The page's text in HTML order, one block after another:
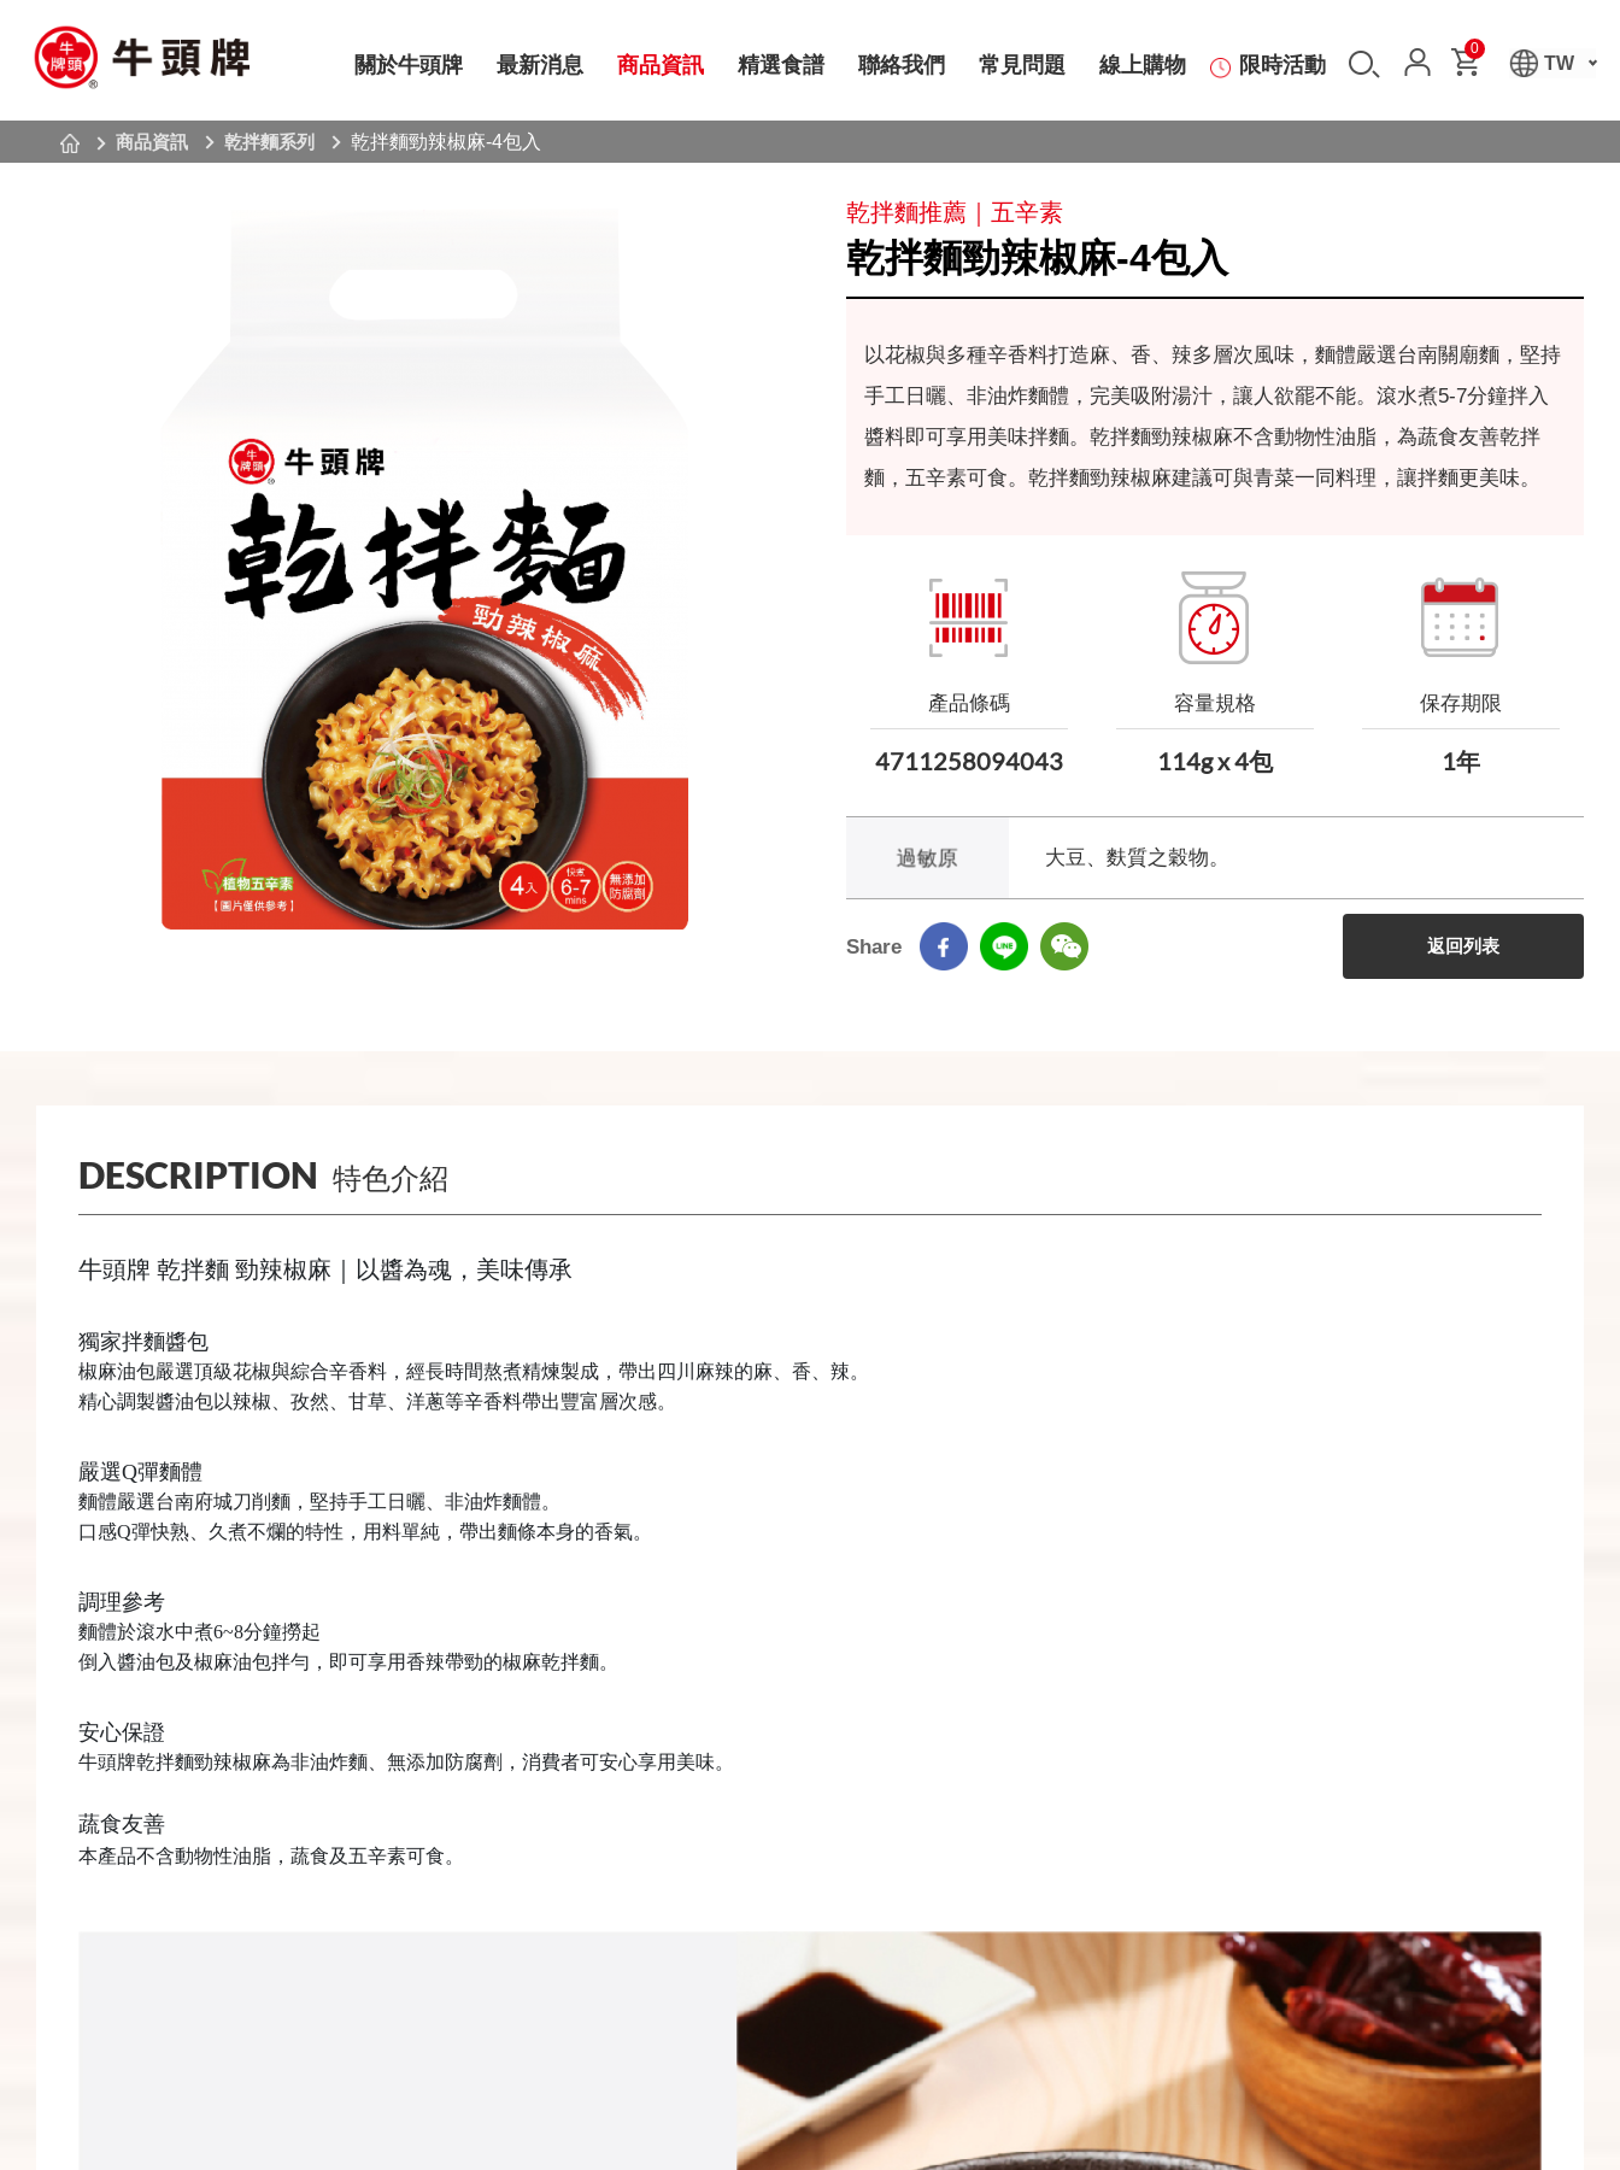
關於牛頭牌 最新消息 商品資訊 精選食譜 聯絡我們 常見問題 線上購物 限時活動 TW
0
商品資訊 乾拌麵系列 乾拌麵勁辣椒麻-4包入
乾拌麵推薦｜五辛素
乾拌麵勁辣椒麻-4包入
以花椒與多種辛香料打造麻、香、辣多層次風味，麵體嚴選台南關廟麵，堅持
手工日曬、非油炸麵體，完美吸附湯汁，讓人欲罷不能。滾水煮5-7分鐘拌入
醬料即可享用美味拌麵。乾拌麵勁辣椒麻不含動物性油脂，為蔬食友善乾拌
麵，五辛素可食。乾拌麵勁辣椒麻建議可與青菜一同料理，讓拌麵更美味。
產品條碼
4711258094043
容量規格
114g x 4包
保存期限
1年
過敏原 大豆、麩質之穀物。
Share 返回列表
DESCRIPTION 特色介紹
牛頭牌 乾拌麵 勁辣椒麻｜以醬為魂，美味傳承
獨家拌麵醬包
椒麻油包嚴選頂級花椒與綜合辛香料，經長時間熬煮精煉製成，帶出四川麻辣的麻、香、辣。
精心調製醬油包以辣椒、孜然、甘草、洋蔥等辛香料帶出豐富層次感。
嚴選Q彈麵體
麵體嚴選台南府城刀削麵，堅持手工日曬、非油炸麵體。
口感Q彈快熟、久煮不爛的特性，用料單純，帶出麵條本身的香氣。
調理參考
麵體於滾水中煮6~8分鐘撈起
倒入醬油包及椒麻油包拌勻，即可享用香辣帶勁的椒麻乾拌麵。
安心保證
牛頭牌乾拌麵勁辣椒麻為非油炸麵、無添加防腐劑，消費者可安心享用美味。
蔬食友善
本產品不含動物性油脂，蔬食及五辛素可食。